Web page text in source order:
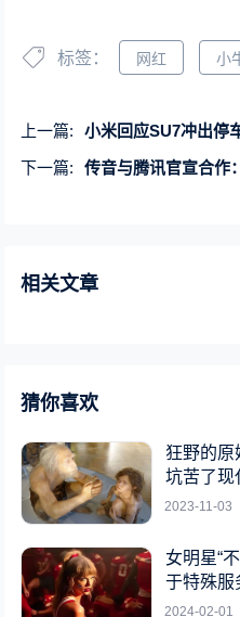
标签： 网红 小
上一篇:
小米回应SU7冲出停车场根本
下一篇:
传音与腾讯官宣合作：产
相关文章
猜你喜欢
狂野的原
坑苦了现
2023-11-03
女明星“
于特殊服
2024-02-01